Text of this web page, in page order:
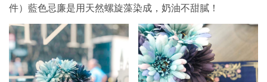
件）藍色忌廉是用天然螺旋藻染成，奶油不甜膩！